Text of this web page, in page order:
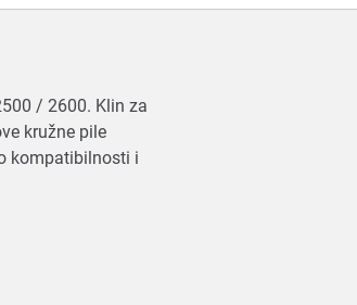
/ 2600. Klin za
kružne pile
kompatibilnosti i